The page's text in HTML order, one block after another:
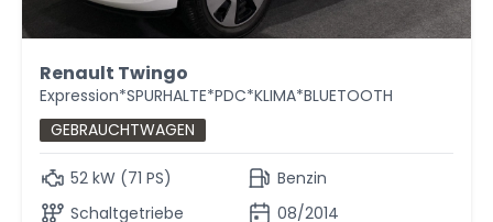
Renault Twingo
Expression*SPURHALTE*PDC*KLIMA*BLUETOOTH
GEBRAUCHTWAGEN
52 kW (71 PS)
Schaltgetriebe
Benzin
08/2014